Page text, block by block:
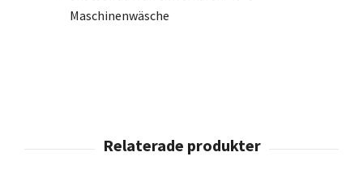
Maschinenwäsche